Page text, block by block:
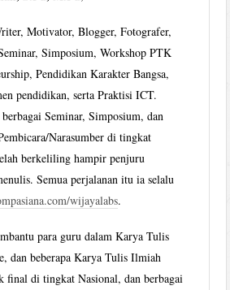
Motivator, Blogger, Fotografer,
Simposium, Workshop PTK
Pendidikan Karakter Bangsa,
pendidikan, serta Praktisi ICT.
Seminar, Simposium, dan
Narasumber di tingkat
berkeliling hampir penjuru
Semua perjalanan itu ia selalu
wijayalabs.
para guru dalam Karya Tulis
dan beberapa Karya Tulis Ilmiah
final di tingkat Nasional, dan berbagai